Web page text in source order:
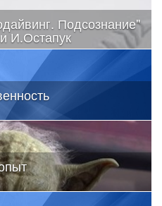
Подсознание"
И.Остапук